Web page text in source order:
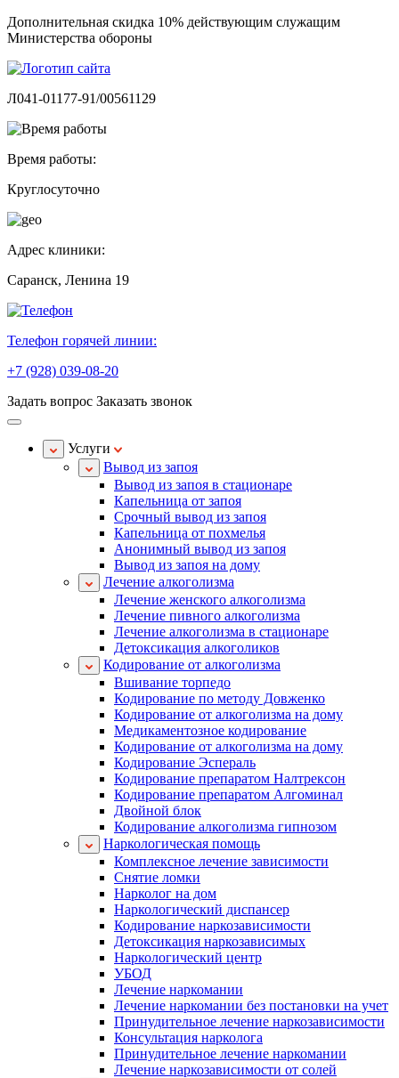
Дополнительная скидка 10% действующим служащим
Министерства обороны
Л041-01177-91/00561129
Время работы:
Круглосуточно
Адрес клиники:
Саранск, Ленина 19
Телефон горячей линии:
+7 (928) 039-08-20
Задать вопрос Заказать звонок
Услуги
Вывод из запоя
Вывод из запоя в стационаре
Капельница от запоя
Срочный вывод из запоя
Капельница от похмелья
Анонимный вывод из запоя
Вывод из запоя на дому
Лечение алкоголизма
Лечение женского алкоголизма
Лечение пивного алкоголизма
Лечение алкоголизма в стационаре
Детоксикация алкоголиков
Кодирование от алкоголизма
Вшивание торпедо
Кодирование по методу Довженко
Кодирование от алкоголизма на дому
Медикаментозное кодирование
Кодирование от алкоголизма на дому
Кодирование Эспераль
Кодирование препаратом Налтрексон
Кодирование препаратом Алгоминал
Двойной блок
Кодирование алкоголизма гипнозом
Наркологическая помощь
Комплексное лечение зависимости
Снятие ломки
Нарколог на дом
Наркологический диспансер
Кодирование наркозависимости
Детоксикация наркозависимых
Наркологический центр
УБОД
Лечение наркомании
Лечение наркомании без постановки на учет
Принудительное лечение наркозависимости
Консультация нарколога
Принудительное лечение наркомании
Лечение наркозависимости от солей